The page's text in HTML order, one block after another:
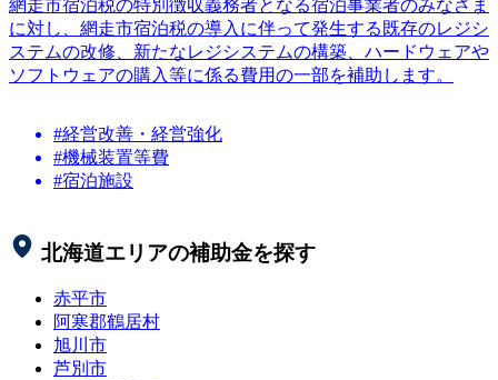
網走市宿泊税の特別徴収義務者となる宿泊事業者のみなさま
に対し、網走市宿泊税の導入に伴って発生する既存のレジシ
ステムの改修、新たなレジシステムの構築、ハードウェアや
ソフトウェアの購入等に係る費用の一部を補助します。
#経営改善・経営強化
#機械装置等費
#宿泊施設
北海道エリアの補助金を探す
赤平市
阿寒郡鶴居村
旭川市
芦別市